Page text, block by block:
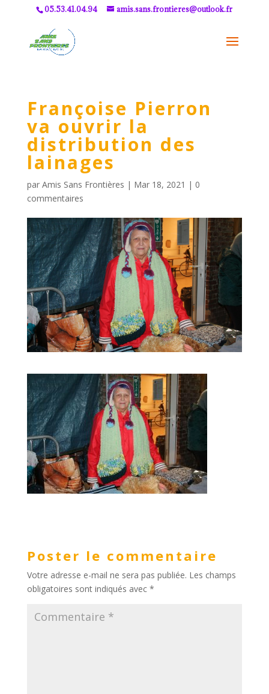
05.53.41.04.94 amis.sans.frontieres@outlook.fr
Françoise Pierron
va ouvrir la
distribution des
lainages
par Amis Sans Frontières | Mar 18, 2021 | 0
commentaires
Poster le commentaire
Votre adresse e-mail ne sera pas publiée. Les champs
obligatoires sont indiqués avec *